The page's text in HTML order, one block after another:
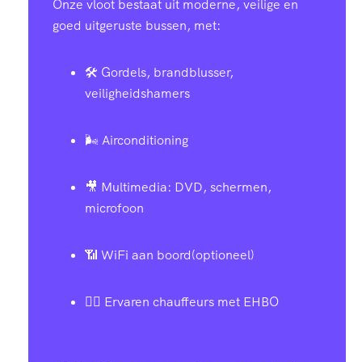
Onze vloot bestaat uit moderne, veilige en
goed uitgeruste bussen, met:
🛠️ Gordels, brandblusser,
veiligheidshamers
🌬️ Airconditioning
🎥 Multimedia: DVD, schermen,
microfoon
📶 WiFi aan boord(optioneel)
👨‍✈️ Ervaren chauffeurs met EHBO
2
3
5
6
7
9
5
4
3
2
1
0
5
2
0
7
4
1
0
8
4
2
0
3
6
9
0
7
0
2
4
7
9
2
4
6
2
8
0
6
2
3
3
6
6
7
0
1
2
4
6
7